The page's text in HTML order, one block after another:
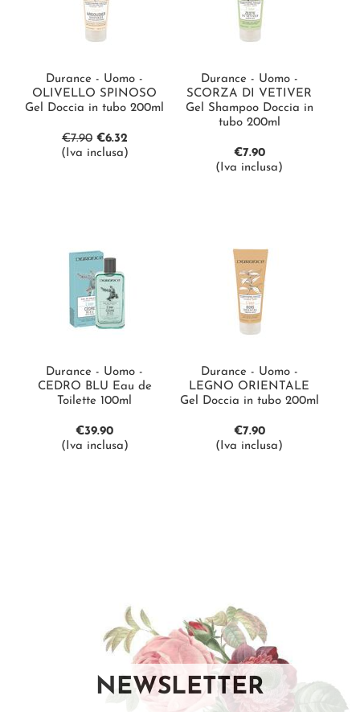
Durance - Uomo -
OLIVELLO SPINOSO
Gel Doccia in tubo 200ml
€7.90 €6.32
(Iva inclusa)
Durance - Uomo -
SCORZA DI VETIVER
Gel Shampoo Doccia in
tubo 200ml
€7.90
(Iva inclusa)
Durance - Uomo -
CEDRO BLU Eau de
Toilette 100ml
€39.90
(Iva inclusa)
Durance - Uomo -
LEGNO ORIENTALE
Gel Doccia in tubo 200ml
€7.90
(Iva inclusa)
NEWSLETTER